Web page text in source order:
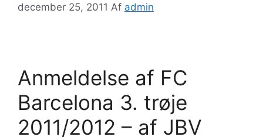
december 25, 2011 Af admin
Anmeldelse af FC
Barcelona 3. trøje
2011/2012 – af JBV